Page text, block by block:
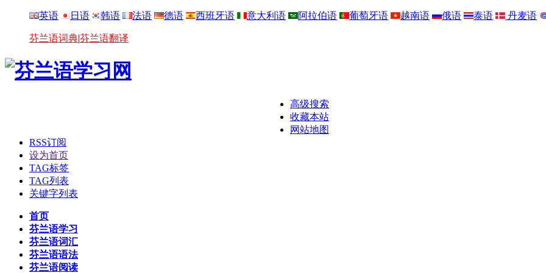
英语 日语 韩语 法语 德语 西班牙语 意大利语 阿拉伯语 葡萄牙语 越南语 俄语 泰语 丹麦语
芬兰语词典|芬兰语翻译
高级搜索
收藏本站
网站地图
RSS订阅
设为首页
TAG标签
TAG列表
关键字列表
首页
芬兰语学习
芬兰语词汇
芬兰语语法
芬兰语阅读